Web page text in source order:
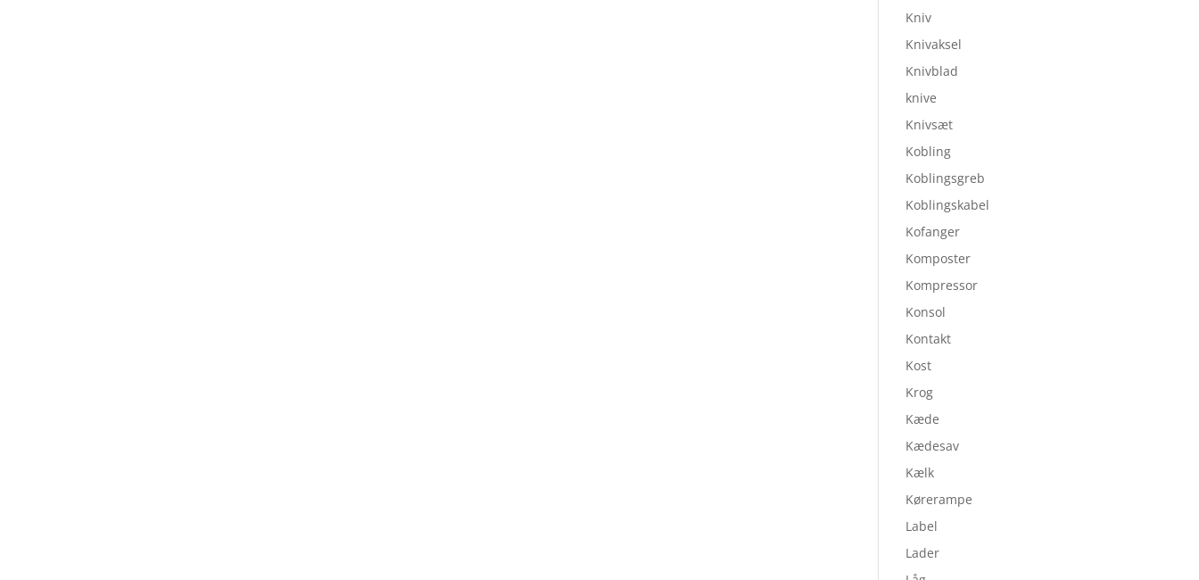
Kniv
Knivaksel
Knivblad
knive
Knivsæt
Kobling
Koblingsgreb
Koblingskabel
Kofanger
Komposter
Kompressor
Konsol
Kontakt
Kost
Krog
Kæde
Kædesav
Kælk
Kørerampe
Label
Lader